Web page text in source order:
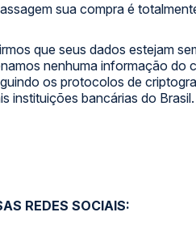
sua compra é
que seus dados estejam
nenhuma informação do
os protocolos de
instituições bancárias do Brasil.
REDES SOCIAIS: